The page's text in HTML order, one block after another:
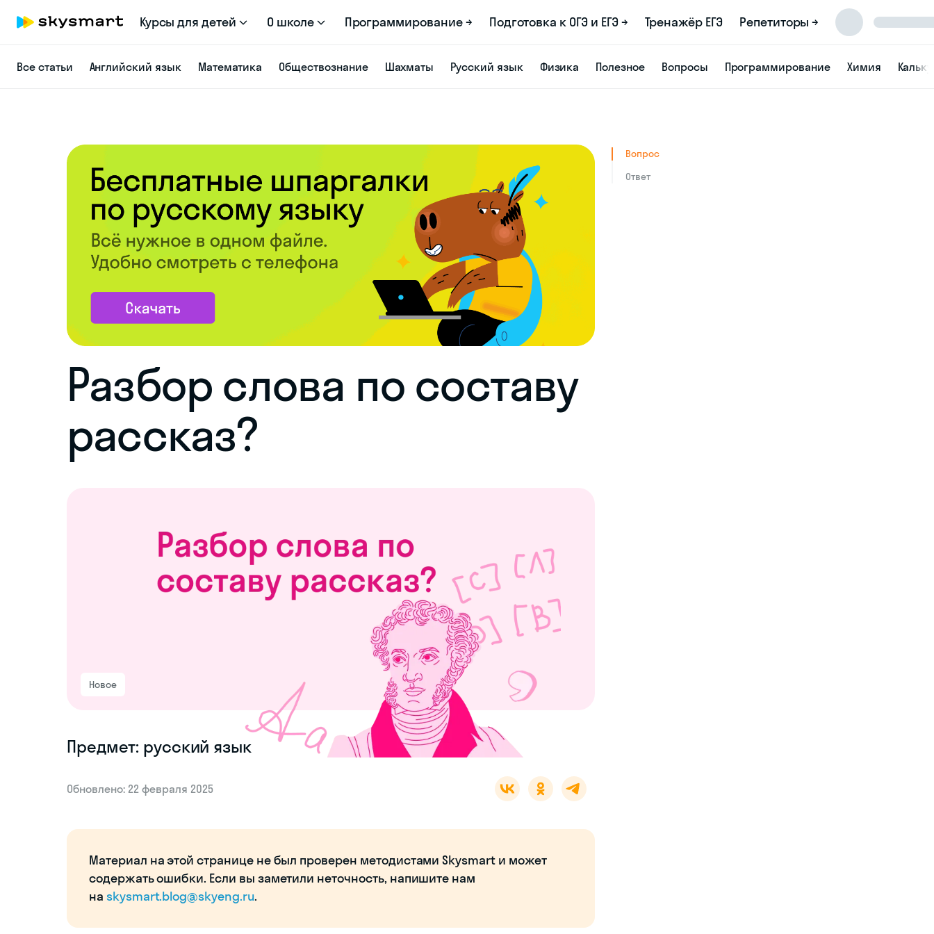
Курсы для детей О школе Программирование → Подготовка к ОГЭ и ЕГЭ → Тренажёр ЕГЭ Репетиторы →
Все статьи Английский язык Математика Обществознание Шахматы Русский язык Физика Полезное Вопросы Программирование Химия
Разбор слова по составу
рассказ?
Новое
Предмет: русский язык
Обновлено: 22 февраля 2025
Материал на этой странице не был проверен методистами Skysmart и может
содержать ошибки. Если вы заметили неточность, напишите нам
на skysmart.blog@skyeng.ru.
Вопрос
Ответ